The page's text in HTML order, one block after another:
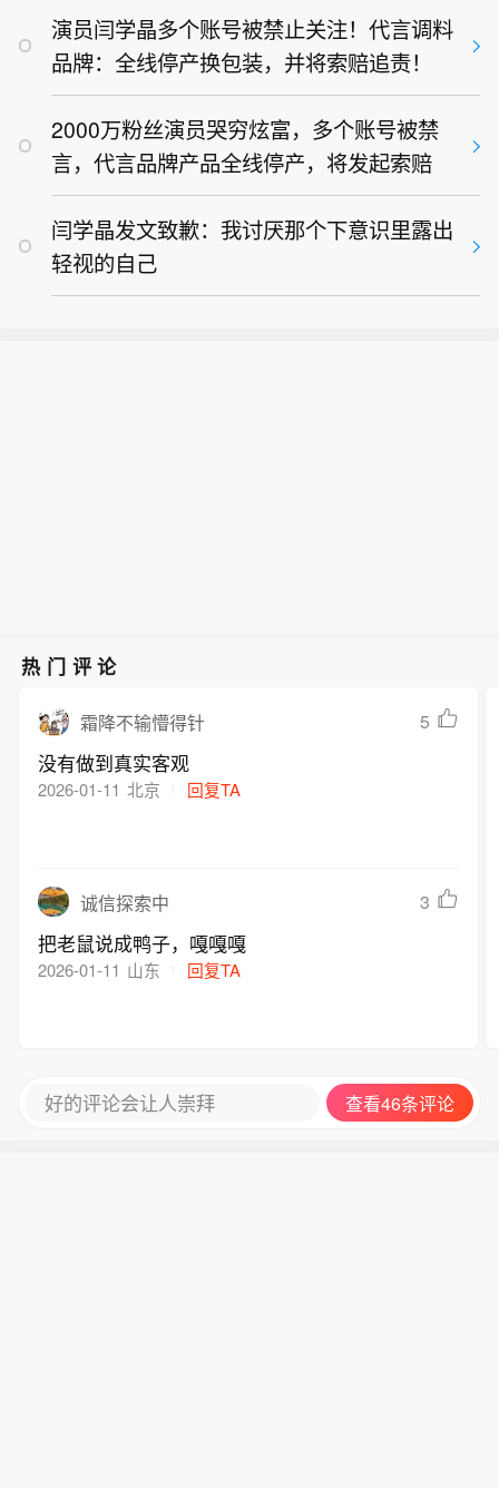
演员闫学晶多个账号被禁止关注！代言调料
品牌：全线停产换包装，并将索赔追责！
2000万粉丝演员哭穷炫富，多个账号被禁
言，代言品牌产品全线停产，将发起索赔
闫学晶发文致歉：我讨厌那个下意识里露出
轻视的自己
热门评论
霜降不输懵得针 5
没有做到真实客观
2026-01-11 北京 回复TA
诚信探索中 3
把老鼠说成鸭子，嘎嘎嘎
2026-01-11 山东 回复TA
好的评论会让人崇拜 查看46条评论